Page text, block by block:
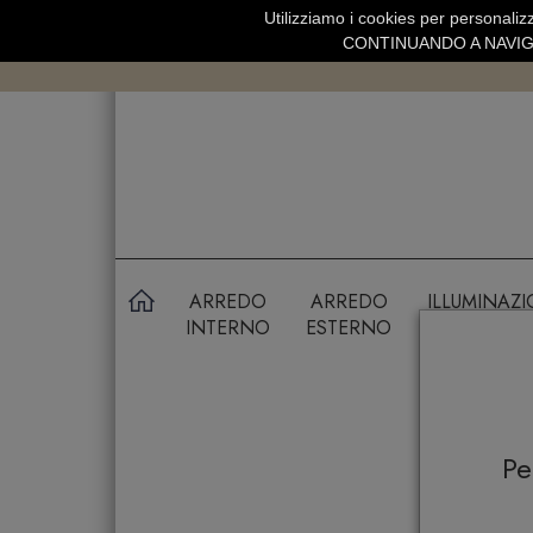
SPEDIZIONE GRATUITA SOPRA 99
ARREDO
INTERNO
ARREDO
ESTERNO
Utilizziamo i cookies per
CONTINUANDO A